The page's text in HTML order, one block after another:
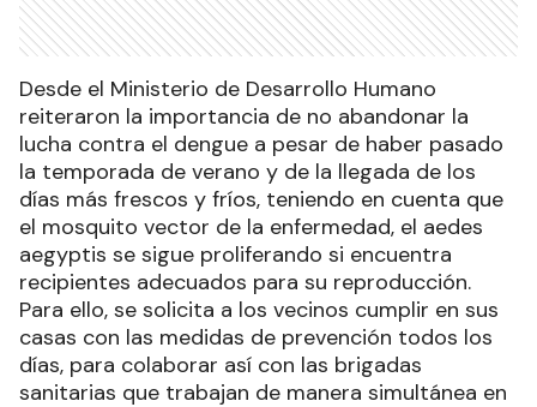
Desde el Ministerio de Desarrollo Humano
reiteraron la importancia de no abandonar la
lucha contra el dengue a pesar de haber pasado
la temporada de verano y de la llegada de los
días más frescos y fríos, teniendo en cuenta que
el mosquito vector de la enfermedad, el aedes
aegyptis se sigue proliferando si encuentra
recipientes adecuados para su reproducción.
Para ello, se solicita a los vecinos cumplir en sus
casas con las medidas de prevención todos los
días, para colaborar así con las brigadas
sanitarias que trabajan de manera simultánea en